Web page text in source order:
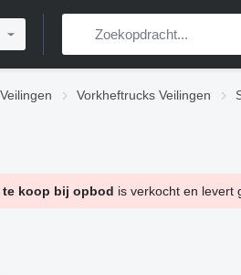
Vorkheftrucks Veilingen
te koop bij opbod is verkocht en levert